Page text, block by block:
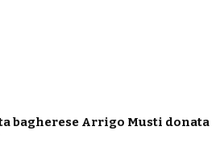
bagherese Arrigo Musti donata